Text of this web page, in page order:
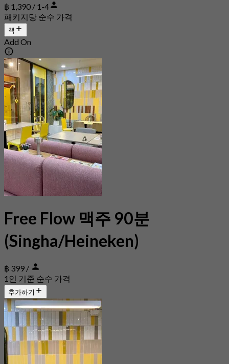
฿ 1,390 / 1-4
패키지당 순수 가격
책
Add On
Free Flow 맥주 90분
(Singha/Heineken)
฿ 399 /
1인 기준 순수 가격
추가하기